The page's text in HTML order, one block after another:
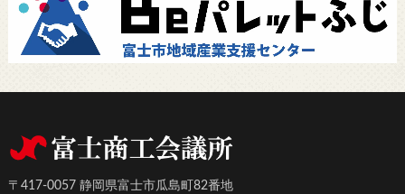
〒417-0057 静岡県富士市瓜島町82番地